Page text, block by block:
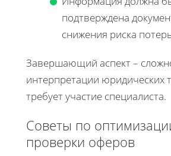
подтверждена
снижения риска
Завершающий аспект –
интерпретации юридических
требует участие специалиста.
Советы по
проверки оферов